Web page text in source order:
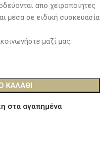
απο χειροποίητες
μέσα σε ειδική συσκευασία
μαζί μας.
ΚΑΛΆΘΙ
στα αγαπημένα